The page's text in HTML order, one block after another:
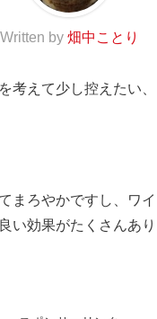
Written by 畑中ことり
考えて少し控えたい
まろやかですし、ワ
い効果がたくさんあり